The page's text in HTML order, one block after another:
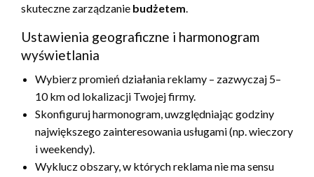
skuteczne zarządzanie budżetem.
Ustawienia geograficzne i harmonogram
wyświetlania
Wybierz promień działania reklamy – zazwyczaj 5–
10 km od lokalizacji Twojej firmy.
Skonfiguruj harmonogram, uwzględniając godziny
największego zainteresowania usługami (np. wieczory
i weekendy).
Wyklucz obszary, w których reklama nie ma sensu